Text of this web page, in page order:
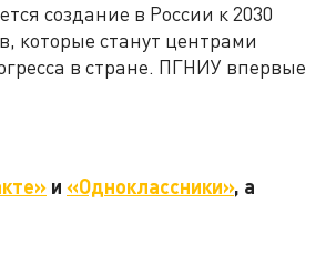
создание в России к 2030
которые станут центрами
в стране. ПГНИУ впервые
и «Одноклассники», а